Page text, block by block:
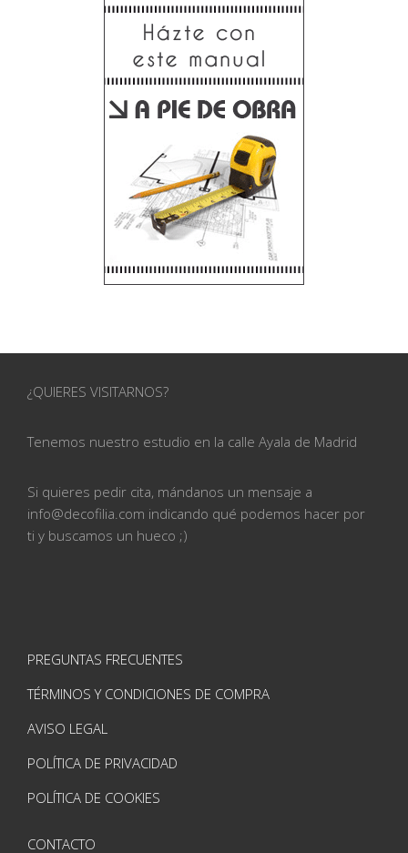
¿QUIERES VISITARNOS?
Tenemos nuestro estudio en la calle Ayala de Madrid
Si quieres pedir cita, mándanos un mensaje a
info@decofilia.com indicando qué podemos hacer por
ti y buscamos un hueco ;)
PREGUNTAS FRECUENTES
TÉRMINOS Y CONDICIONES DE COMPRA
AVISO LEGAL
POLÍTICA DE PRIVACIDAD
POLÍTICA DE COOKIES
CONTACTO